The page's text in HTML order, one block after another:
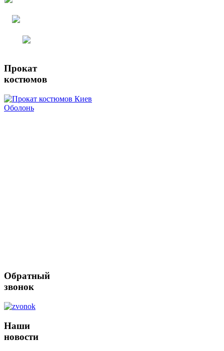
Прокат
костюмов
Обратный
звонок
Наши
новости